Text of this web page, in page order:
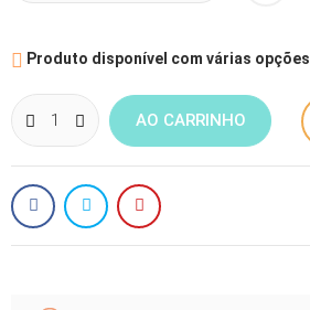
 Produto disponível com várias opções
AO CARRINHO